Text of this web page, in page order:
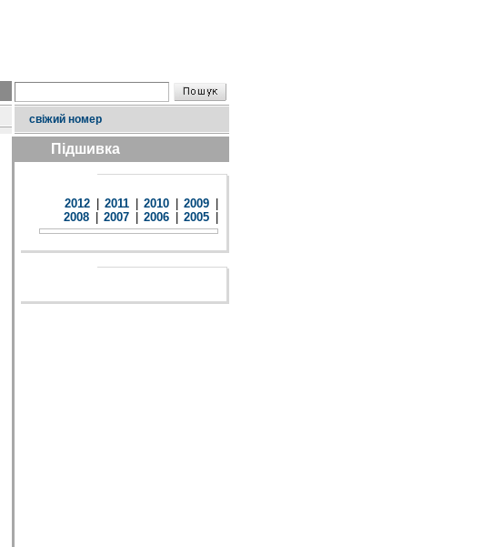
свіжий номер
Підшивка
2012 2011 2010 2009
2008
2007 2006 2005